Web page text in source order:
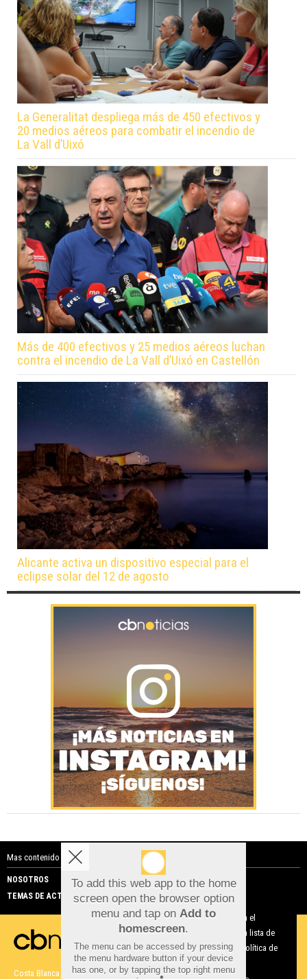
La Generalitat despliega más de 450 efectivos y
20 medios aéreos para combatir el incendio de
La Vall d’Uixó
Más de 400 efectivos y 25 medios aéreos luchan
contra el incendio de La Vall d’Uixó en Castellón
Alicante activa un dispositivo especial para el
eclipse solar del 12 de agosto
Mas contenido de Costa Blanca Noticias:
NOSOTROS
PUBLICIDAD
TEMAS DE ACTUALIDAD
Costa Blanca Noticias | Términos de uso| Protección de datos
To add this web app to the home
screen open the browser option
menu and tap on Add to
homescreen.
The menu can be accessed by pressing
the menu hardware button if your device
has one, or by tapping the top right menu
Aviso sobre el Uso de cookies:
Utilizamos cookies nuestras y de terceros para el
funcionamiento del digital. Puedes consultar la lista de
cookies y como desconectarlas. Ver nuestra Política de
Privacidad y Cookies